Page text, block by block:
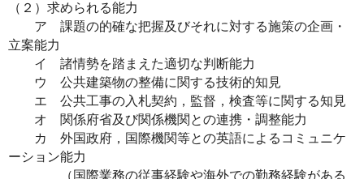
（２）求められる能力
ア 課題の的確な把握及びそれに対する施策の企画・
立案能力
イ 諸情勢を踏まえた適切な判断能力
ウ 公共建築物の整備に関する技術的知見
エ 公共工事の入札契約，監督，検査等に関する知見
オ 関係府省及び関係機関との連携・調整能力
カ 外国政府，国際機関等との英語によるコミュニケ
ーション能力
（国際業務の従事経験や海外での勤務経験がある